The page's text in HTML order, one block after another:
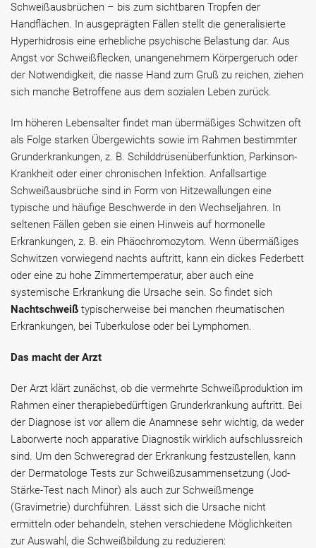
Schweißausbrüchen – bis zum sichtbaren Tropfen der
Handflächen. In ausgeprägten Fällen stellt die generalisierte
Hyperhidrosis eine erhebliche psychische Belastung dar. Aus
Angst vor Schweißflecken, unangenehmem Körpergeruch oder
der Notwendigkeit, die nasse Hand zum Gruß zu reichen, ziehen
sich manche Betroffene aus dem sozialen Leben zurück.
Im höheren Lebensalter findet man übermäßiges Schwitzen oft
als Folge starken Übergewichts sowie im Rahmen bestimmter
Grunderkrankungen, z. B. Schilddrüsenüberfunktion, Parkinson-
Krankheit oder einer chronischen Infektion. Anfallsartige
Schweißausbrüche sind in Form von Hitzewallungen eine
typische und häufige Beschwerde in den Wechseljahren. In
seltenen Fällen geben sie einen Hinweis auf hormonelle
Erkrankungen, z. B. ein Phäochromozytom. Wenn übermäßiges
Schwitzen vorwiegend nachts auftritt, kann ein dickes Federbett
oder eine zu hohe Zimmertemperatur, aber auch eine
systemische Erkrankung die Ursache sein. So findet sich
Nachtschweiß typischerweise bei manchen rheumatischen
Erkrankungen, bei Tuberkulose oder bei Lymphomen.
Das macht der Arzt
Der Arzt klärt zunächst, ob die vermehrte Schweißproduktion im
Rahmen einer therapiebedürftigen Grunderkrankung auftritt. Bei
der Diagnose ist vor allem die Anamnese sehr wichtig, da weder
Laborwerte noch apparative Diagnostik wirklich aufschlussreich
sind. Um den Schweregrad der Erkrankung festzustellen, kann
der Dermatologe Tests zur Schweißzusammensetzung (Jod-
Stärke-Test nach Minor) als auch zur Schweißmenge
(Gravimetrie) durchführen. Lässt sich die Ursache nicht
ermitteln oder behandeln, stehen verschiedene Möglichkeiten
zur Auswahl, die Schweißbildung zu reduzieren: